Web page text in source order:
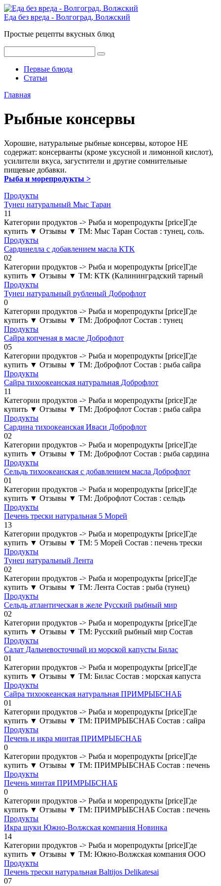
Перейти
к
Еда без вреда - Волгоград, Волжский
Простые рецепты вкусных блюд
Первые блюда
Статьи
Главная
Рыбные консервы
Хорошие, натуральные рыбные консервы, которое НЕ
содержат: консерванты (кроме уксусной и лимонной кислот),
усилители вкуса, загустители и другие сомнительные
пищевые добавки.
Рыба и морепродукты >
Продукты
Тунец натуральный Мыс Таран
11
Категории продуктов -> Рыба и морепродукты [price]Где
купить ▼ Отзывы ▼ ТМ: Мыс Таран Состав : тунец, соль.
Продукты
Сардинелла с добавлением масла КТК
02
Категории продуктов -> Рыба и морепродукты [price]Где
купить ▼ Отзывы ▼ ТМ: КТК (Калининградский тарный
Продукты
Тунец натуральный рубленый Доброфлот
0
Категории продуктов -> Рыба и морепродукты [price]Где
купить ▼ Отзывы ▼ ТМ: Доброфлот Состав : тунец
Продукты
Сайра копченая в масле Доброфлот
05
Категории продуктов -> Рыба и морепродукты [price]Где
купить ▼ Отзывы ▼ ТМ: Доброфлот Состав : рыба сайра
Продукты
Сайра тихоокеанская натуральная Доброфлот
11
Категории продуктов -> Рыба и морепродукты [price]Где
купить ▼ Отзывы ▼ ТМ: Доброфлот Состав : рыба сайра
Продукты
Сардина тихоокеанская Иваси Доброфлот
02
Категории продуктов -> Рыба и морепродукты [price]Где
купить ▼ Отзывы ▼ ТМ: Доброфлот Состав : рыба сардина
Продукты
Сельдь тихоокеанская с добавлением масла Доброфлот
01
Категории продуктов -> Рыба и морепродукты [price]Где
купить ▼ Отзывы ▼ ТМ: Доброфлот Состав : сельдь
Продукты
Печень трески натуральная 5 Морей
13
Категории продуктов -> Рыба и морепродукты [price]Где
купить ▼ Отзывы ▼ ТМ: 5 Морей Состав : печень трески
Продукты
Тунец натуральный Лента
02
Категории продуктов -> Рыба и морепродукты [price]Где
купить ▼ Отзывы ▼ ТМ: Лента Состав : рыба (тунец)
Продукты
Сельдь атлантическая в желе Русский рыбный мир
02
Категории продуктов -> Рыба и морепродукты [price]Где
купить ▼ Отзывы ▼ ТМ: Русский рыбный мир Состав
Продукты
Салат Дальневосточный из морской капусты Билас
01
Категории продуктов -> Рыба и морепродукты [price]Где
купить ▼ Отзывы ▼ ТМ: Билас Состав : морская капуста
Продукты
Сайра тихоокеанская натуральная ПРИМРЫБСНАБ
01
Категории продуктов -> Рыба и морепродукты [price]Где
купить ▼ Отзывы ▼ ТМ: ПРИМРЫБСНАБ Состав : сайра
Продукты
Печень и икра минтая ПРИМРЫБСНАБ
0
Категории продуктов -> Рыба и морепродукты [price]Где
купить ▼ Отзывы ▼ ТМ: ПРИМРЫБСНАБ Состав : печень
Продукты
Печень минтая ПРИМРЫБСНАБ
0
Категории продуктов -> Рыба и морепродукты [price]Где
купить ▼ Отзывы ▼ ТМ: ПРИМРЫБСНАБ Состав : печень
Продукты
Икра щуки Южно-Волжская компания Новинка
14
Категории продуктов -> Рыба и морепродукты [price]Где
купить ▼ Отзывы ▼ ТМ: Южно-Волжская компания ООО
Продукты
Печень трески натуральная Baltijos Delikatesai
07